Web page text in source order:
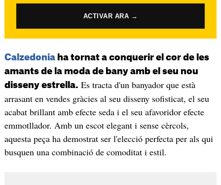
ACTIVAR ARA →
Calzedoniaha tornat a conquerir el cor de les
amants de la moda de bany amb el seu nou
disseny estrella. Es tracta d'un banyador que està
arrasant en vendes gràcies al seu disseny sofisticat, el seu
acabat brillant amb efecte seda i el seu afavoridor efecte
emmotllador. Amb un escot elegant i sense cèrcols,
aquesta peça ha demostrat ser l'elecció perfecta per als qui
busquen una combinació de comoditat i estil.